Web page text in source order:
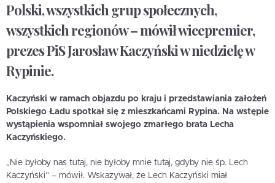
Polski, wszystkich grup społecznych,
wszystkich regionów – mówił wicepremier,
prezes PiS Jarosław Kaczyński w niedzielę w
Rypinie.
Kaczyński w ramach objazdu po kraju i przedstawiania założeń
Polskiego Ładu spotkał się z mieszkańcami Rypina. Na wstępie
wystąpienia wspomniał swojego zmarłego brata Lecha
Kaczyńskiego.
„Nie byłoby nas tutaj, nie byłoby mnie tutaj, gdyby nie śp. Lech
Kaczyński” – mówił. Wskazywał, że Lech Kaczyński miał